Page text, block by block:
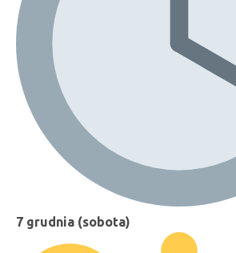
7 grudnia (sobota)